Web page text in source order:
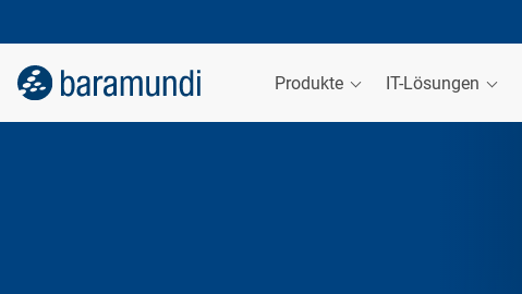
Produkte IT-Lösungen